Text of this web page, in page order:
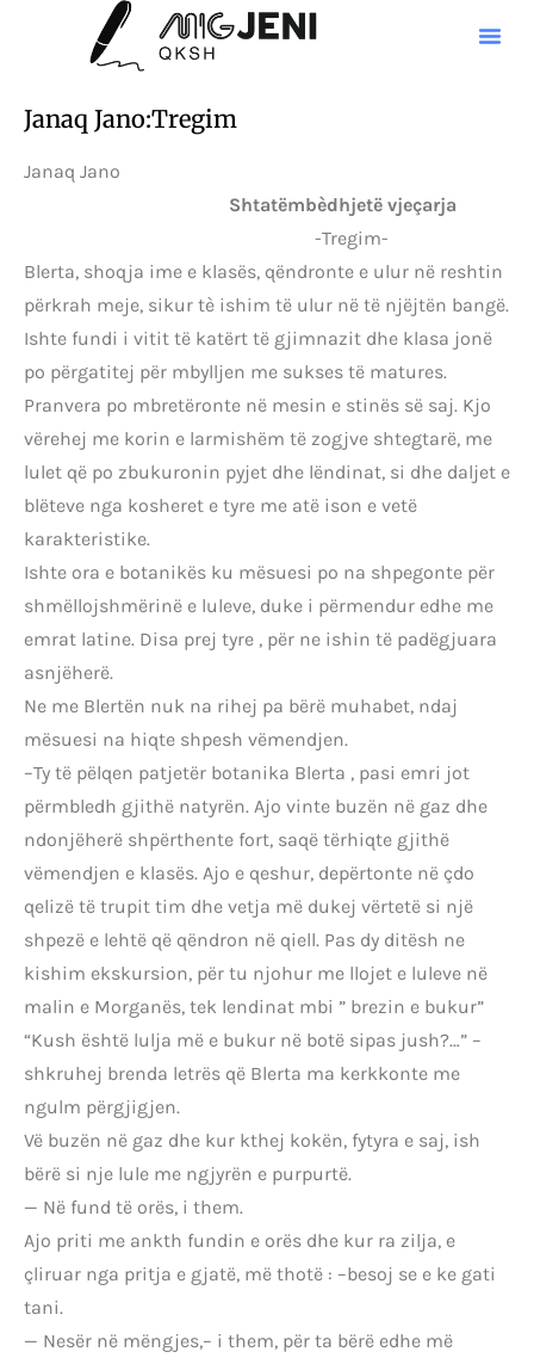
Janaq Jano:Tregim
Janaq Jano
Shtatëmbèdhjetë vjeçarja
-Tregim-
Blerta, shoqja ime e klasës, qëndronte e ulur në reshtin
përkrah meje, sikur tè ishim të ulur në të njëjtën bangë.
Ishte fundi i vitit të katërt të gjimnazit dhe klasa jonë
po përgatitej për mbylljen me sukses të matures.
Pranvera po mbretëronte në mesin e stinës së saj. Kjo
vërehej me korin e larmishëm të zogjve shtegtarë, me
lulet që po zbukuronin pyjet dhe lëndinat, si dhe daljet e
blëteve nga kosheret e tyre me atë ison e vetë
karakteristike.
Ishte ora e botanikës ku mësuesi po na shpegonte për
shmëllojshmërinë e luleve, duke i përmendur edhe me
emrat latine. Disa prej tyre , për ne ishin të padëgjuara
asnjëherë.
Ne me Blertën nuk na rihej pa bërë muhabet, ndaj
mësuesi na hiqte shpesh vëmendjen.
–Ty të pëlqen patjetër botanika Blerta , pasi emri jot
përmbledh gjithë natyrën. Ajo vinte buzën në gaz dhe
ndonjëherë shpërthente fort, saqë tërhiqte gjithë
vëmendjen e klasës. Ajo e qeshur, depërtonte në çdo
qelizë të trupit tim dhe vetja më dukej vërtetë si një
shpezë e lehtë që qëndron në qiell. Pas dy ditësh ne
kishim ekskursion, për tu njohur me llojet e luleve në
malin e Morganës, tek lendinat mbi ” brezin e bukur”
“Kush është lulja më e bukur në botë sipas jush?…” –
shkruhej brenda letrës që Blerta ma kerkkonte me
ngulm përgjigjen.
Vë buzën në gaz dhe kur kthej kokën, fytyra e saj, ish
bërë si nje lule me ngjyrën e purpurtë.
— Në fund të orës, i them.
Ajo priti me ankth fundin e orës dhe kur ra zilja, e
çliruar nga pritja e gjatë, më thotë : –besoj se e ke gati
tani.
— Nesër në mëngjes,– i them, për ta bërë edhe më